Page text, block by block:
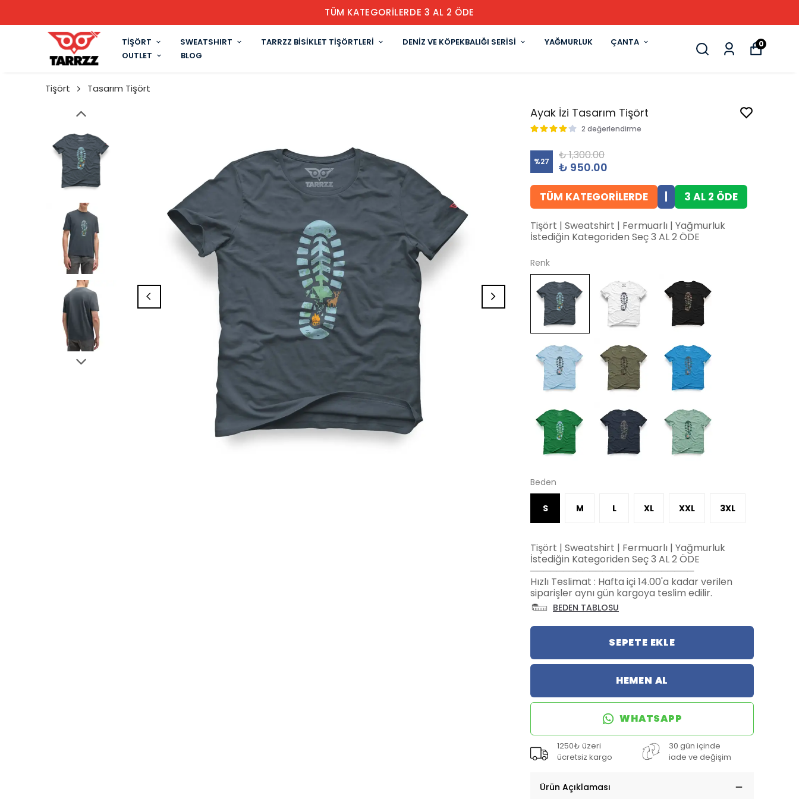
TÜM KATEGORİLERDE 3 AL 2 ÖDE
TİŞÖRT SWEATSHIRT TARRZZ BİSİKLET TİŞÖRTLERİ DENİZ VE KÖPEKBALIĞI SERİSİ YAĞMURLUK
ÇANTA
OUTLET
BLOG
0
Tişört Tasarım Tişört
Ayak İzi Tasarım Tişört
2 değerlendirme
%27 ₺ 1,300.00
₺ 950.00
TÜM KATEGORİLERDE 3 AL 2 ÖDE
Tişört | Sweatshirt | Fermuarlı | Yağmurluk
İstediğin Kategoriden Seç 3 AL 2 ÖDE
Renk
Beden
S M L XL XXL 3XL
Tişört | Sweatshirt | Fermuarlı | Yağmurluk
İstediğin Kategoriden Seç 3 AL 2 ÖDE
─────────────────────────
Hızlı Teslimat : Hafta içi 14.00'a kadar verilen
siparişler aynı gün kargoya teslim edilir.
BEDEN TABLOSU
SEPETE EKLE
HEMEN AL
WHATSAPP
1250₺ üzeri
ücretsiz kargo
30 gün içinde
iade ve değişim
Ürün Açıklaması